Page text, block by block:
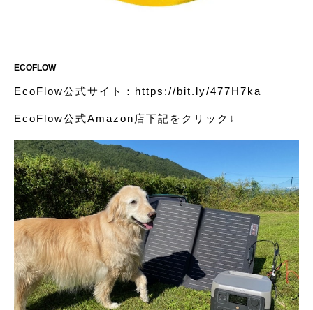
ECOFLOW
EcoFlow公式サイト： https://bit.ly/477H7ka
EcoFlow公式Amazon店下記をクリック↓